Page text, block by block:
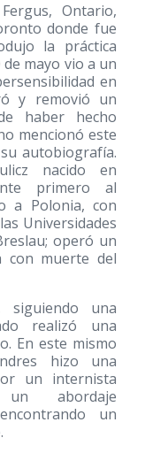
Ontario,
donde fue
la práctica
mayo vio a un
en
y removió un
haber hecho
mencionó este
autobiografía.
nacido en
primero al
a Polonia, con
Universidades
operó un
con muerte del
siguiendo una
realizó una
En este mismo
hizo una
un internista
abordaje
un